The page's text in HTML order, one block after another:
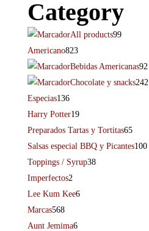
Category
All products99
Americano823
Bebidas Americanas92
Chocolate y snacks242
Especias136
Harry Potter19
Preparados Tartas y Tortitas65
Salsas especial BBQ y Picantes100
Toppings / Syrup38
Imperfectos2
Lee Kum Kee6
Marcas568
Aunt Jemima6